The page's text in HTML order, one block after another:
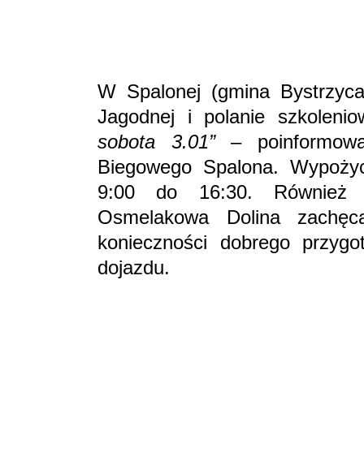
W Spalonej (gmina
Jagodnej i polanie
sobota 3.01”–
Biegowego Spalona.
9:00 do 16:30. Również
Osmelakowa Dolina
konieczności dobrego
dojazdu.